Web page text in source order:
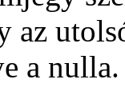
az
a nulla.